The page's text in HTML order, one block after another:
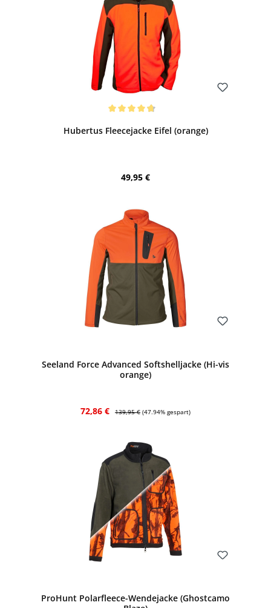
Hubertus Fleecejacke Eifel (orange)
Regulärer Preis:
49,95 €
Seeland Force Advanced Softshelljacke (Hi-vis
orange)
Verkaufspreis:
72,86 € Regulärer Preis:
139,95 € (47.94% gespart)
ProHunt Polarfleece-Wendejacke (Ghostcamo